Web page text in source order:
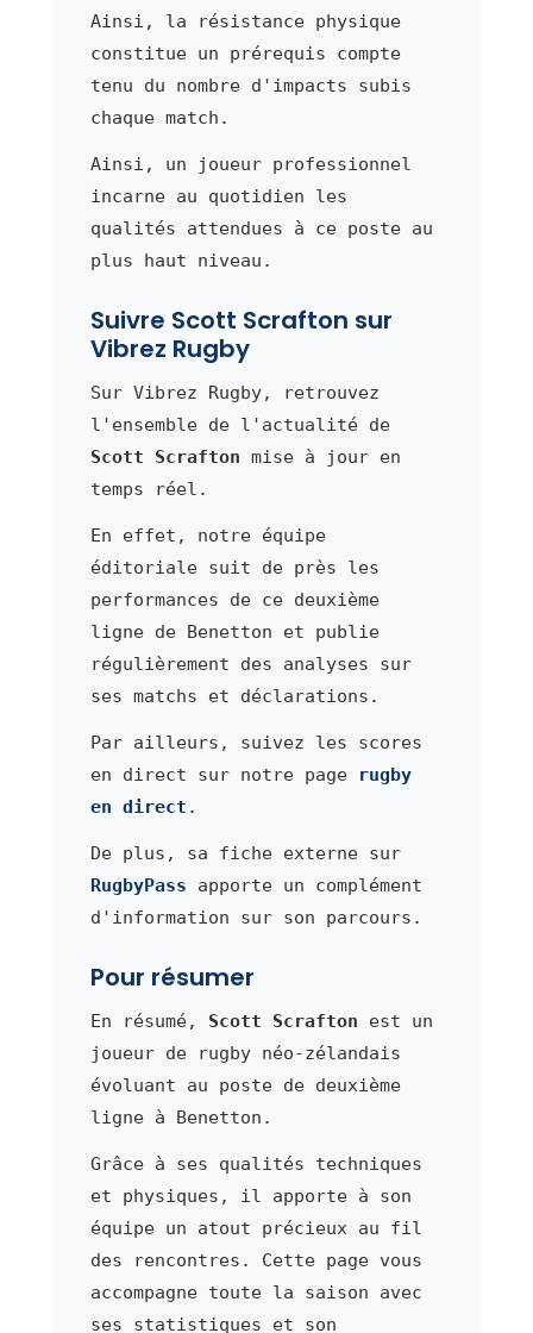
Ainsi, la résistance physique
constitue un prérequis compte
tenu du nombre d'impacts subis
chaque match.
Ainsi, un joueur professionnel
incarne au quotidien les
qualités attendues à ce poste au
plus haut niveau.
Suivre Scott Scrafton sur
Vibrez Rugby
Sur Vibrez Rugby, retrouvez
l'ensemble de l'actualité de
Scott Scrafton mise à jour en
temps réel.
En effet, notre équipe
éditoriale suit de près les
performances de ce deuxième
ligne de Benetton et publie
régulièrement des analyses sur
ses matchs et déclarations.
Par ailleurs, suivez les scores
en direct sur notre page
rugby
en direct .
De plus, sa fiche externe sur
RugbyPass apporte un complément
d'information sur son parcours.
Pour résumer
En résumé, Scott Scrafton est un
joueur de rugby néo-zélandais
évoluant au poste de deuxième
ligne à Benetton.
Grâce à ses qualités techniques
et physiques, il apporte à son
équipe un atout précieux au fil
des rencontres. Cette page vous
accompagne toute la saison avec
ses statistiques et son